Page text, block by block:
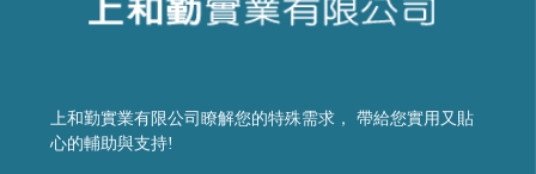
上和勤實業有限公司瞭解您的特殊需求， 帶給您實用又貼
心的輔助與支持!